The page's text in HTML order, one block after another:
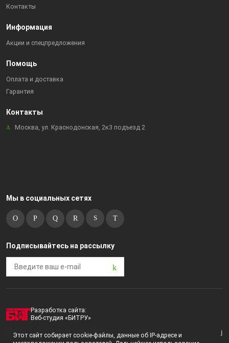
Контакты
Информация
Акции и спецпредложения
Помощь
Оплата и доставка
Гарантия
Контакты
Москва, ул. Краснодонская, 2к3 подъезд 2
Мы в социальных сетях
Подписывайтесь на рассылку
Разработка сайта:
Веб-студия «БИТРУ»
2023 © i-market |
Пользовательское соглашение
Этот сайт собирает cookie-файлы, данные об IP-адресе и